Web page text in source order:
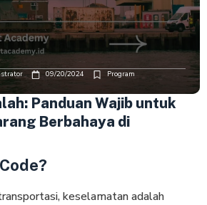
09/20/2024 Program
Panduan Wajib untuk
Berbahaya di
keselamatan adalah